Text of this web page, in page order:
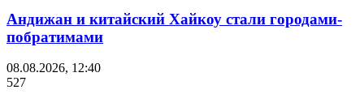
Андижан и китайский Хайкоу стали городами-
побратимами
08.08.2026, 12:40
527